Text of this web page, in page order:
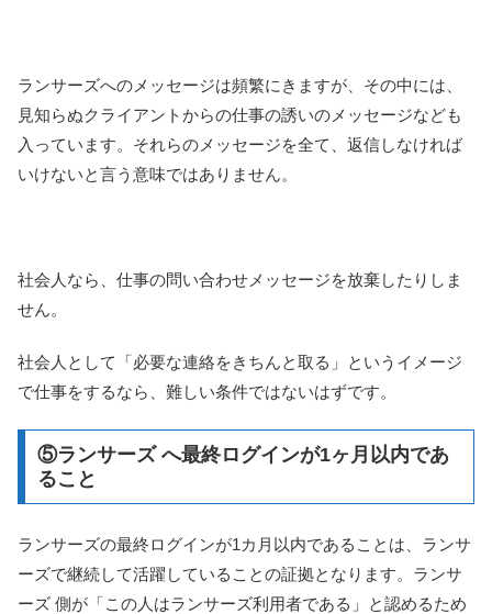
ランサーズへのメッセージは頻繁にきますが、その中には、
見知らぬクライアントからの仕事の誘いのメッセージなども
入っています。それらのメッセージを全て、返信しなければ
いけないと言う意味ではありません。
社会人なら、仕事の問い合わせメッセージを放棄したりしま
せん。
社会人として「必要な連絡をきちんと取る」というイメージ
で仕事をするなら、難しい条件ではないはずです。
⑤ランサーズ へ最終ログインが1ヶ月以内であ
ること
ランサーズの最終ログインが1カ月以内であることは、ランサ
ーズで継続して活躍していることの証拠となります。ランサ
ーズ 側が「この人はランサーズ利用者である」と認めるため